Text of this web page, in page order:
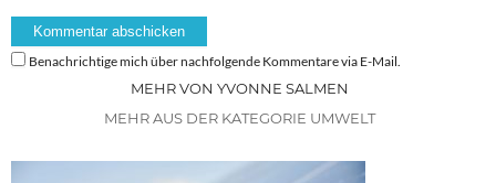
Benachrichtige mich über nachfolgende Kommentare via E-Mail.
MEHR VON YVONNE SALMEN
MEHR AUS DER KATEGORIE UMWELT